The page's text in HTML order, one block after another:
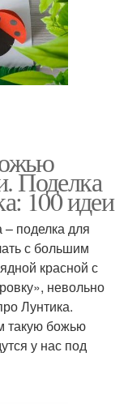
Поделка
100 идеи
поделка для
с большим
красной с
невольно
Лунтика.
такую божью
у нас под